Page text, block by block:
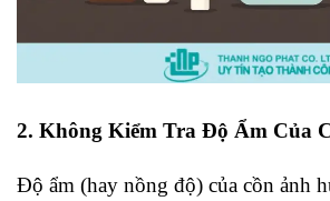
2. Không Kiểm Tra Độ Ẩm Của
Độ ẩm (hay nồng độ) của cồn ảnh